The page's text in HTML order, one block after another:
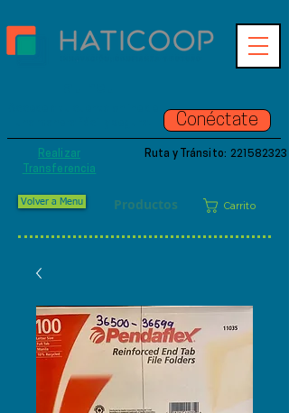
Conéctate
Realizar
Transferencia
Ruta y Tránsito: 221582323
Volver a Menu Productos Carrito